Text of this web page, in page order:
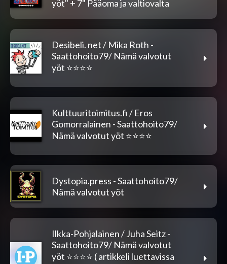
yöt" + 7" Pääoma ja valtiovalta
Desibeli. net / Mika Roth -
Saattohoito79/ Nämä valvotut
yöt ⭐️⭐️⭐️⭐️
Kulttuuritoimitus.fi / Eros
Gomorralainen - Saattohoito79/
Nämä valvotut yöt ⭐️⭐️⭐️⭐️
Dystopia.press - Saattohoito79/
Nämä valvotut yöt
Ilkka-Pohjalainen / Juha Seitz -
Saattohoito79/ Nämä valvotut
yöt ⭐️⭐️⭐️⭐️ ( artikkeli luettavissa